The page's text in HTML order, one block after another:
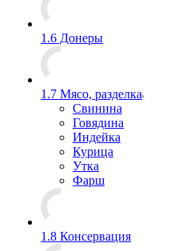
1.6 Донеры
1.7 Мясо, разделка
Свинина
Говядина
Индейка
Курица
Утка
Фарш
1.8 Консервация